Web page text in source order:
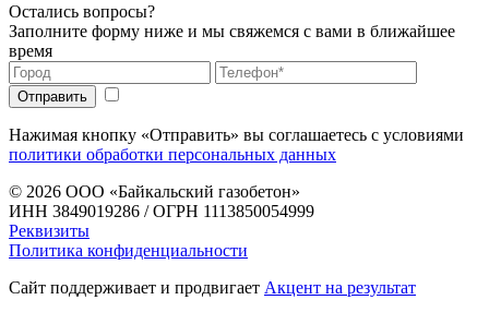
Остались вопросы?
Заполните форму ниже и мы свяжемся с вами в ближайшее
время
Нажимая кнопку «Отправить» вы соглашаетесь с условиями
политики обработки персональных данных
© 2026 ООО «Байкальский газобетон»
ИНН 3849019286 / ОГРН 1113850054999
Реквизиты
Политика конфиденциальности
Сайт поддерживает и продвигает Акцент на результат